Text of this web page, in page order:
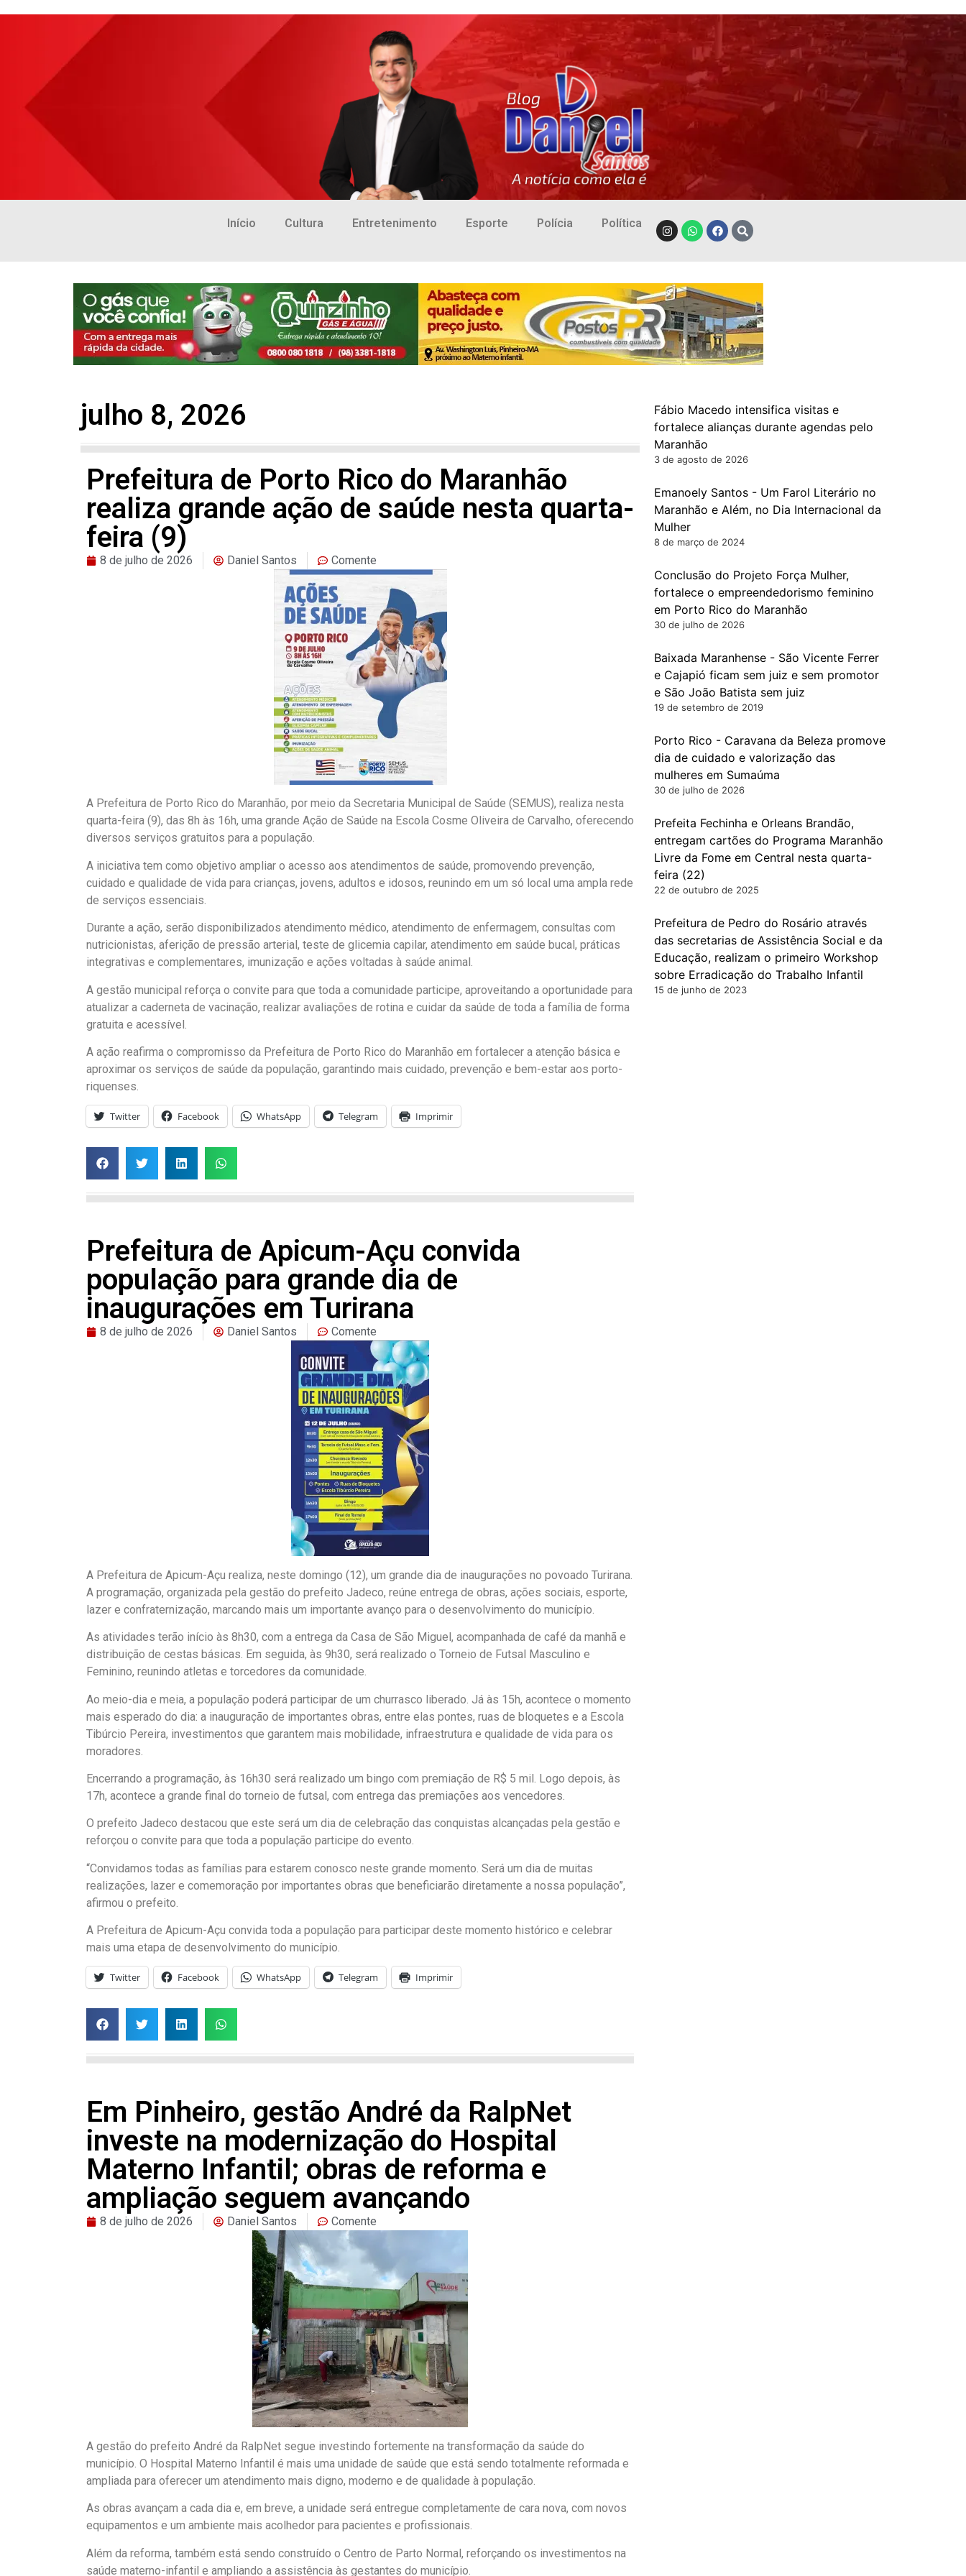
Início Cultura Entretenimento Esporte Polícia Política
julho 8, 2026
Prefeitura de Porto Rico do Maranhão
realiza grande ação de saúde nesta quarta-
feira (9)
8 de julho de 2026 Daniel Santos Comente
A Prefeitura de Porto Rico do Maranhão, por meio da Secretaria Municipal de Saúde (SEMUS), realiza nesta
quarta-feira (9), das 8h às 16h, uma grande Ação de Saúde na Escola Cosme Oliveira de Carvalho, oferecendo
diversos serviços gratuitos para a população.
A iniciativa tem como objetivo ampliar o acesso aos atendimentos de saúde, promovendo prevenção,
cuidado e qualidade de vida para crianças, jovens, adultos e idosos, reunindo em um só local uma ampla rede
de serviços essenciais.
Durante a ação, serão disponibilizados atendimento médico, atendimento de enfermagem, consultas com
nutricionistas, aferição de pressão arterial, teste de glicemia capilar, atendimento em saúde bucal, práticas
integrativas e complementares, imunização e ações voltadas à saúde animal.
A gestão municipal reforça o convite para que toda a comunidade participe, aproveitando a oportunidade para
atualizar a caderneta de vacinação, realizar avaliações de rotina e cuidar da saúde de toda a família de forma
gratuita e acessível.
A ação reafirma o compromisso da Prefeitura de Porto Rico do Maranhão em fortalecer a atenção básica e
aproximar os serviços de saúde da população, garantindo mais cuidado, prevenção e bem-estar aos porto-
riquenses.
Twitter Facebook WhatsApp Telegram Imprimir
Prefeitura de Apicum-Açu convida
população para grande dia de
inaugurações em Turirana
8 de julho de 2026 Daniel Santos Comente
A Prefeitura de Apicum-Açu realiza, neste domingo (12), um grande dia de inaugurações no povoado Turirana.
A programação, organizada pela gestão do prefeito Jadeco, reúne entrega de obras, ações sociais, esporte,
lazer e confraternização, marcando mais um importante avanço para o desenvolvimento do município.
As atividades terão início às 8h30, com a entrega da Casa de São Miguel, acompanhada de café da manhã e
distribuição de cestas básicas. Em seguida, às 9h30, será realizado o Torneio de Futsal Masculino e
Feminino, reunindo atletas e torcedores da comunidade.
Ao meio-dia e meia, a população poderá participar de um churrasco liberado. Já às 15h, acontece o momento
mais esperado do dia: a inauguração de importantes obras, entre elas pontes, ruas de bloquetes e a Escola
Tibúrcio Pereira, investimentos que garantem mais mobilidade, infraestrutura e qualidade de vida para os
moradores.
Encerrando a programação, às 16h30 será realizado um bingo com premiação de R$ 5 mil. Logo depois, às
17h, acontece a grande final do torneio de futsal, com entrega das premiações aos vencedores.
O prefeito Jadeco destacou que este será um dia de celebração das conquistas alcançadas pela gestão e
reforçou o convite para que toda a população participe do evento.
“Convidamos todas as famílias para estarem conosco neste grande momento. Será um dia de muitas
realizações, lazer e comemoração por importantes obras que beneficiarão diretamente a nossa população”,
afirmou o prefeito.
A Prefeitura de Apicum-Açu convida toda a população para participar deste momento histórico e celebrar
mais uma etapa de desenvolvimento do município.
Twitter Facebook WhatsApp Telegram Imprimir
Em Pinheiro, gestão André da RalpNet
investe na modernização do Hospital
Materno Infantil; obras de reforma e
ampliação seguem avançando
8 de julho de 2026 Daniel Santos Comente
A gestão do prefeito André da RalpNet segue investindo fortemente na transformação da saúde do
município. O Hospital Materno Infantil é mais uma unidade de saúde que está sendo totalmente reformada e
ampliada para oferecer um atendimento mais digno, moderno e de qualidade à população.
As obras avançam a cada dia e, em breve, a unidade será entregue completamente de cara nova, com novos
equipamentos e um ambiente mais acolhedor para pacientes e profissionais.
Além da reforma, também está sendo construído o Centro de Parto Normal, reforçando os investimentos na
saúde materno-infantil e ampliando a assistência às gestantes do município.
Fábio Macedo intensifica visitas e
fortalece alianças durante agendas pelo
Maranhão
3 de agosto de 2026
Emanoely Santos - Um Farol Literário no
Maranhão e Além, no Dia Internacional da
Mulher
8 de março de 2024
Conclusão do Projeto Força Mulher,
fortalece o empreendedorismo feminino
em Porto Rico do Maranhão
30 de julho de 2026
Baixada Maranhense - São Vicente Ferrer
e Cajapió ficam sem juiz e sem promotor
e São João Batista sem juiz
19 de setembro de 2019
Porto Rico - Caravana da Beleza promove
dia de cuidado e valorização das
mulheres em Sumaúma
30 de julho de 2026
Prefeita Fechinha e Orleans Brandão,
entregam cartões do Programa Maranhão
Livre da Fome em Central nesta quarta-
feira (22)
22 de outubro de 2025
Prefeitura de Pedro do Rosário através
das secretarias de Assistência Social e da
Educação, realizam o primeiro Workshop
sobre Erradicação do Trabalho Infantil
15 de junho de 2023